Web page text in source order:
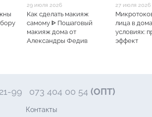
29 июля 2026
Как сделать макияж
самому ᐈ Пошаговый
макияж дома от
Александры Федив
27 июля 2026
лица в
условиях:
эффект
99 073 404 00 54 (ОПТ)
Контакты